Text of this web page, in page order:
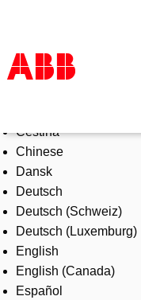
Products & Solutions
Industries
Services
About us
Where to buy
Contact us
Careers
Čeština
Chinese
Dansk
Deutsch
Deutsch (Schweiz)
Deutsch (Luxemburg)
English
English (Canada)
Español